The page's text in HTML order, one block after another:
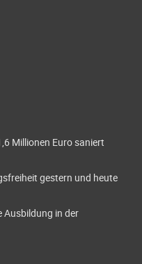
Millionen Euro saniert
gestern und heute
Ausbildung in der